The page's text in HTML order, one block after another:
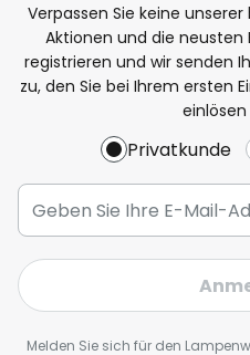
Verpassen Sie keine
Aktionen und die
registrieren und wir senden
zu, den Sie bei Ihrem ersten
Privatkunde
Melden Sie sich für den